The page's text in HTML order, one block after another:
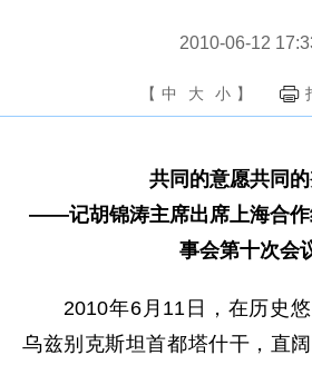
2010-06-12
【 中 大 小 】
共同的意愿共同
——记胡锦涛主席出席上海合作
事会第十次会
2010年6月11日，在历史
乌兹别克斯坦首都塔什干，直